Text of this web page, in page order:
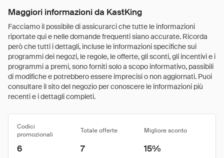
Maggiori informazioni da KastKing
Facciamo il possibile di assicurarci che tutte le informazioni
riportate qui e nelle domande frequenti siano accurate. Ricorda
però che tutti i dettagli, incluse le informazioni specifiche sui
programmi dei negozi, le regole, le offerte, gli sconti, gli incentivi e i
programmi a premi, sono forniti solo a scopo informativo, passibili
di modifiche e potrebbero essere imprecisi o non aggiornati. Puoi
consultare il sito del negozio per conoscere le informazioni più
recenti e i dettagli completi.
Codici
promozionali
Totale offerte Migliore sconto
6 7 15%